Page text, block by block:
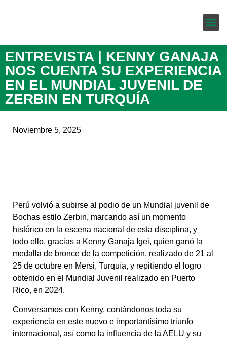
ENTREVISTA | KENNY GANAJA
NOS CUENTA SU EXPERIENCIA
EN EL MUNDIAL JUVENIL DE
ZERBIN EN TURQUÍA
Noviembre 5, 2025
Perú volvió a subirse al podio de un Mundial juvenil de
Bochas estilo Zerbin, marcando así un momento
histórico en la escena nacional de esta disciplina, y
todo ello, gracias a Kenny Ganaja Igei, quien ganó la
medalla de bronce de la competición, realizado de 21 al
25 de octubre en Mersi, Turquía, y repitiendo el logro
obtenido en el Mundial Juvenil realizado en Puerto
Rico, en 2024.
Conversamos con Kenny, contándonos toda su
experiencia en este nuevo e importantísimo triunfo
internacional, así como la influencia de la AELU y su